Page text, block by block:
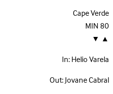
Cape Verde
80
MIN
▲
▼
In:Helio Varela
Out:Jovane Cabral